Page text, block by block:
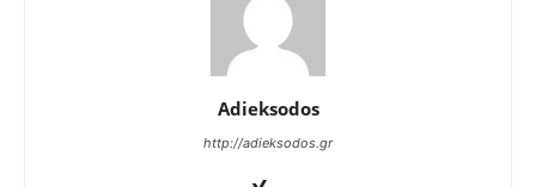
Adieksodos
http://adieksodos.gr